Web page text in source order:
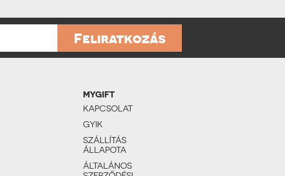
Feliratkozás
MYGIFT
KAPCSOLAT
GYIK
SZÁLLÍTÁS
ÁLLAPOTA
ÁLTALÁNOS